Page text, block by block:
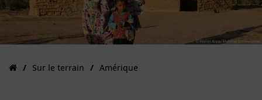
Sur le terrain Amérique